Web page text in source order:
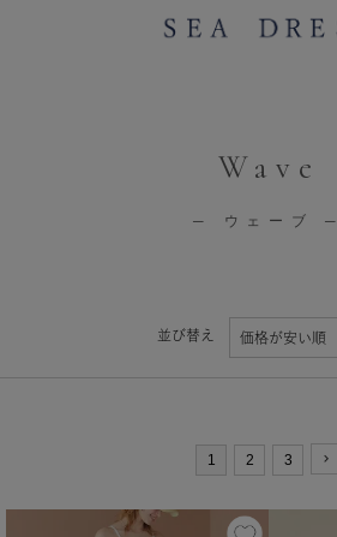
Wave
─ ウェーブ ─
並び替え
1 2 3